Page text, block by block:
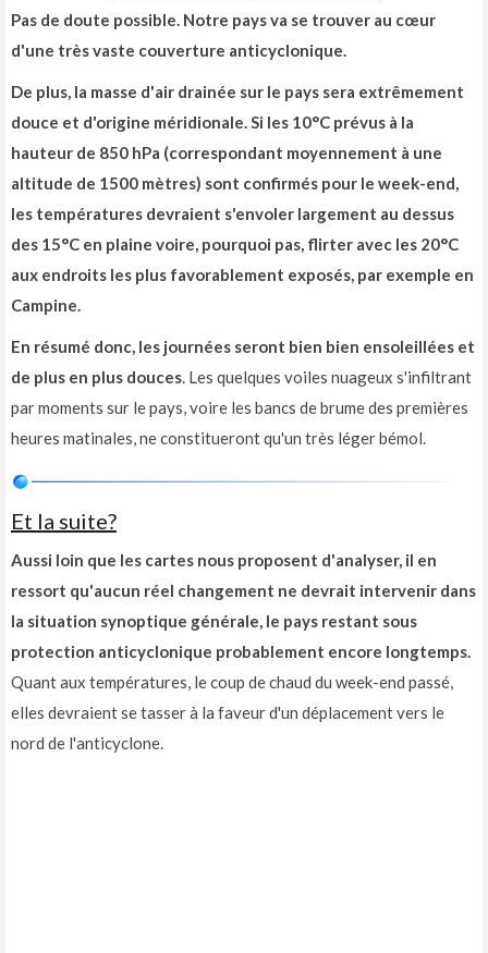
Pas de doute possible. Notre pays va se trouver au cœur
d'une très vaste couverture anticyclonique.
De plus, la masse d'air drainée sur le pays sera extrêmement
douce et d'origine méridionale. Si les 10°C prévus à la
hauteur de 850 hPa (correspondant moyennement à une
altitude de 1500 mètres) sont confirmés pour le week-end,
les températures devraient s'envoler largement au dessus
des 15°C en plaine voire, pourquoi pas, flirter avec les 20°C
aux endroits les plus favorablement exposés, par exemple en
Campine.
En résumé donc, les journées seront bien bien ensoleillées et
de plus en plus douces. Les quelques voiles nuageux s'infiltrant
par moments sur le pays, voire les bancs de brume des premières
heures matinales, ne constitueront qu'un très léger bémol.
Et la suite?
Aussi loin que les cartes nous proposent d'analyser, il en
ressort qu'aucun réel changement ne devrait intervenir dans
la situation synoptique générale, le pays restant sous
protection anticyclonique probablement encore longtemps.
Quant aux températures, le coup de chaud du week-end passé,
elles devraient se tasser à la faveur d'un déplacement vers le
nord de l'anticyclone.